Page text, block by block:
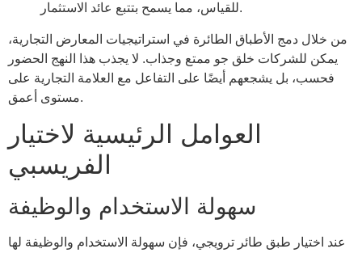
للقياس، مما يسمح بتتبع عائد الاستثمار.
من خلال دمج الأطباق الطائرة في استراتيجيات المعارض التجارية،
يمكن للشركات خلق جو ممتع وجذاب. لا يجذب هذا النهج الحضور
فحسب، بل يشجعهم أيضًا على التفاعل مع العلامة التجارية على
مستوى أعمق.
العوامل الرئيسية لاختيار
الفريسبي
سهولة الاستخدام والوظيفة
عند اختيار طبق طائر ترويجي، فإن سهولة الاستخدام والوظيفة لها